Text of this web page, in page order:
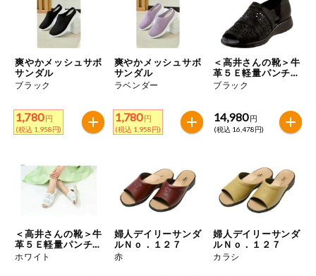
いつでも注文（毎週企画）
専門ショップサイト
コープしがのサービス
ご利用ガイド
商品のリクエスト
コール
切り花・仏花
ティッシュ・
トイレットペ
ーパー
衛生・生理用
品
洗濯・バス・
トイレ用品
住居・生活用
品
キウイフルーツ 牛肉
さけ ゼラチン 大豆
鶏肉 バナナ
マカダミアナッツ もも やまいも
アレルゲン情報は、商品企画時の情報のため、ご使用前には
必ず商品パッケージの表示をご確認ください。
範囲でのお知らせです。
爽やかメッシュサボ
サンダル
ブラック
1,780 円
(税込 1,958円)
爽やかメッシュサボ
サンダル
ラベンダー
1,780 円
(税込 1,958円)
＜高井さんの靴＞牛
革５Ｅ軽量パンチン
グサンダル
ブラック
14,980 円
(税込 16,478円)
＜高井さんの靴＞牛
革５Ｅ軽量パンチン
グサンダル
ホワイト
婦人デイリーサンダ
ルＮｏ．１２７
赤
婦人デイリーサンダ
ルＮｏ．１２７
カラシ